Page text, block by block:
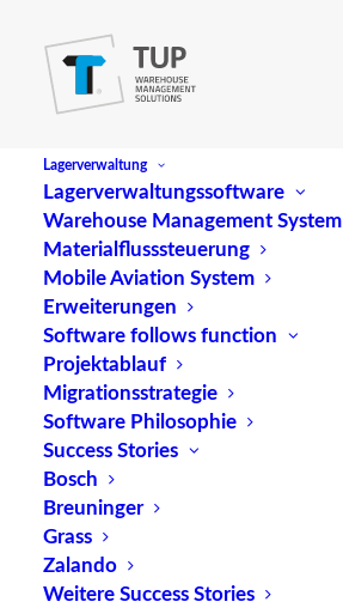
Lagerverwaltung
Lagerverwaltungssoftware
Warehouse Management System
Materialflusssteuerung
Mobile Aviation System
Erweiterungen
Software follows function
Projektablauf
Migrationsstrategie
Software Philosophie
Success Stories
Bosch
Breuninger
Grass
Zalando
Weitere Success Stories
LOFO
Abk. für Lowest In –; First Out
Quelle: logipedia / Fraunhofer IML
TUP GmbH & Co. KG